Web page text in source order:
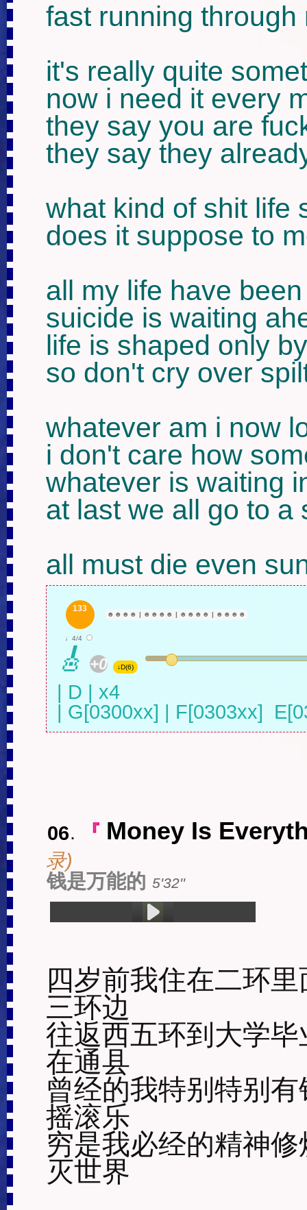
fast running
it's really quite
now i need it every
they say you are
they say they
what kind of shit life
does it suppose to
all my life have
suicide is waiting
life is shaped only
so don't cry over
whatever am i now
i don't care how
whatever is waiting
at last we all go to a
all must die even
133
☻ ☻ ☻ ☻ | ☻ ☻ ☻ ☻ | ☻ ☻ ☻ ☻ | ☻ ☻ ☻ ☻
♩4/4
🎸 +0 ↓D(6)
| D | x4
| G[0300xx] | F[0303xx]
06. 『 Money Is
录)
钱是万能的 5'32''
四岁前我住在二环
三环边
往返西五环到大学
在通县
曾经的我特别特别
摇滚乐
穷是我必经的精神
灭世界